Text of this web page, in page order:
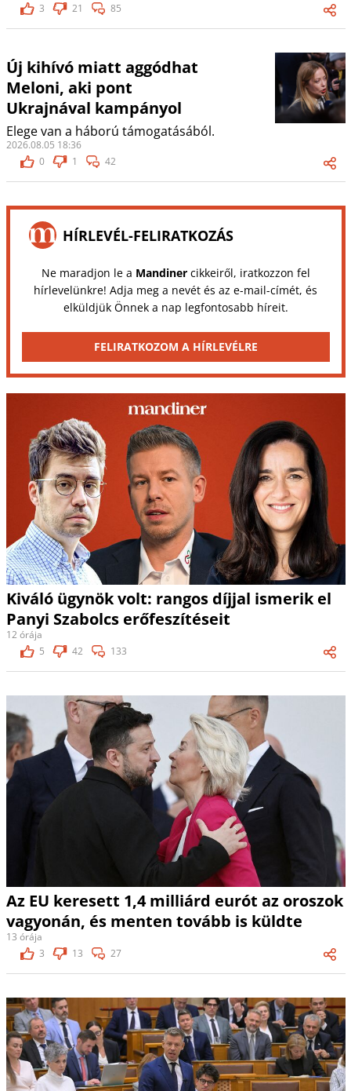
3
21 85
Új kihívó miatt aggódhat
Meloni, aki pont
Ukrajnával kampányol
Elege van a háború támogatásából.
2026.08.05 18:36
0
1 42
HÍRLEVÉL-FELIRATKOZÁS
Ne maradjon le a Mandinercikkeiről, iratkozzon fel
hírlevelünkre! Adja meg a nevét és az e-mail-címét, és
elküldjük Önnek a nap legfontosabb híreit.
FELIRATKOZOM A HÍRLEVÉLRE
Kiváló ügynök volt: rangos díjjal ismerik el
Panyi Szabolcs erőfeszítéseit
12 órája
5
42 133
Az EU keresett 1,4 milliárd eurót az oroszok
vagyonán, és menten tovább is küldte
13 órája
3
13 27